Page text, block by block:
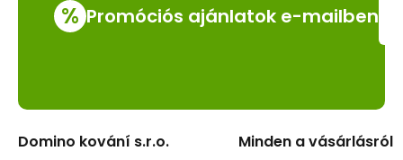
% Promóciós ajánlatok e-mailben
Domino kování s.r.o. Minden a vásárlásról